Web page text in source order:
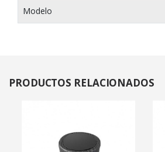
Modelo
PRODUCTOS RELACIONADOS